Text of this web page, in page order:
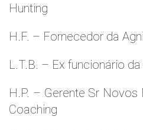
Hunting
H.F. – Fornecedor da
L.T.B. – Ex funcionário da
H.P. – Gerente Sr
Coaching